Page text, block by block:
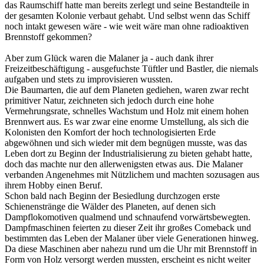
das Raumschiff hatte man bereits zerlegt und seine Bestandteile in
der gesamten Kolonie verbaut gehabt. Und selbst wenn das Schiff
noch intakt gewesen wäre - wie weit wäre man ohne radioaktiven
Brennstoff gekommen?
Aber zum Glück waren die Malaner ja - auch dank ihrer
Freizeitbeschäftigung - ausgefuchste Tüftler und Bastler, die niemals
aufgaben und stets zu improvisieren wussten.
Die Baumarten, die auf dem Planeten gediehen, waren zwar recht
primitiver Natur, zeichneten sich jedoch durch eine hohe
Vermehrungsrate, schnelles Wachstum und Holz mit einem hohen
Brennwert aus. Es war zwar eine enorme Umstellung, als sich die
Kolonisten den Komfort der hoch technologisierten Erde
abgewöhnen und sich wieder mit dem begnügen musste, was das
Leben dort zu Beginn der Industrialisierung zu bieten gehabt hatte,
doch das machte nur den allerwenigsten etwas aus. Die Malaner
verbanden Angenehmes mit Nützlichem und machten sozusagen aus
ihrem Hobby einen Beruf.
Schon bald nach Beginn der Besiedlung durchzogen erste
Schienenstränge die Wälder des Planeten, auf denen sich
Dampflokomotiven qualmend und schnaufend vorwärtsbewegten.
Dampfmaschinen feierten zu dieser Zeit ihr großes Comeback und
bestimmten das Leben der Malaner über viele Generationen hinweg.
Da diese Maschinen aber nahezu rund um die Uhr mit Brennstoff in
Form von Holz versorgt werden mussten, erscheint es nicht weiter